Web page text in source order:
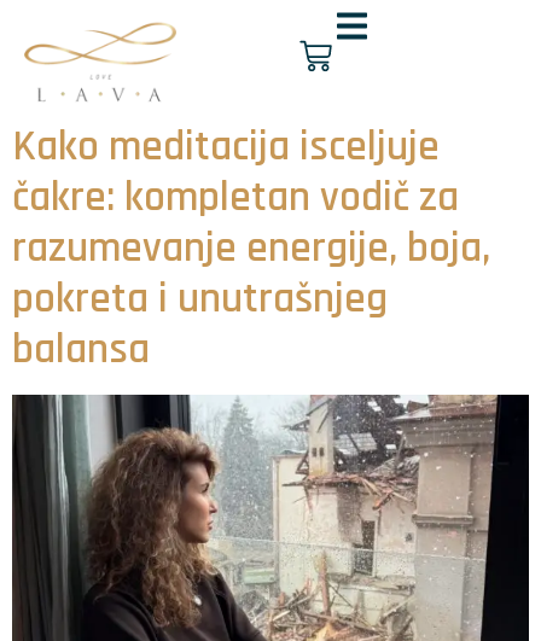
Kako meditacija isceljuje
čakre: kompletan vodič za
razumevanje energije, boja,
pokreta i unutrašnjeg
balansa